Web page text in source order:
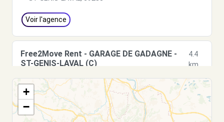
Voir l'agence
Free2Move Rent - GARAGE DE GADAGNE -
ST-GENIS-LAVAL (C)
4.4
km
AVENUE GEORGES CLEMENCEAU
ST-GENIS-LAVAL, 69230
Voir l'agence
+
−